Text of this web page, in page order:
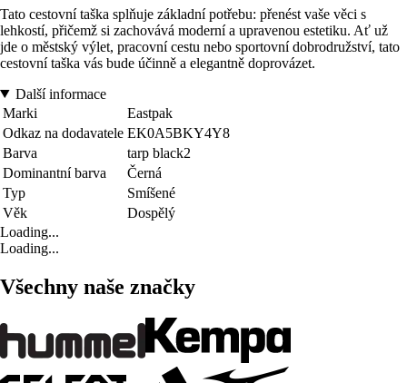
Tato cestovní taška splňuje základní potřebu: přenést vaše věci s
lehkostí, přičemž si zachovává moderní a upravenou estetiku. Ať už
jde o městský výlet, pracovní cestu nebo sportovní dobrodružství, tato
cestovní taška vás bude účinně a elegantně doprovázet.
Další informace
Marki
Eastpak
Odkaz na dodavatele EK0A5BKY4Y8
Barva
tarp black2
Dominantní barva
Černá
Typ
Smíšené
Věk
Dospělý
Loading...
Loading...
Všechny naše značky